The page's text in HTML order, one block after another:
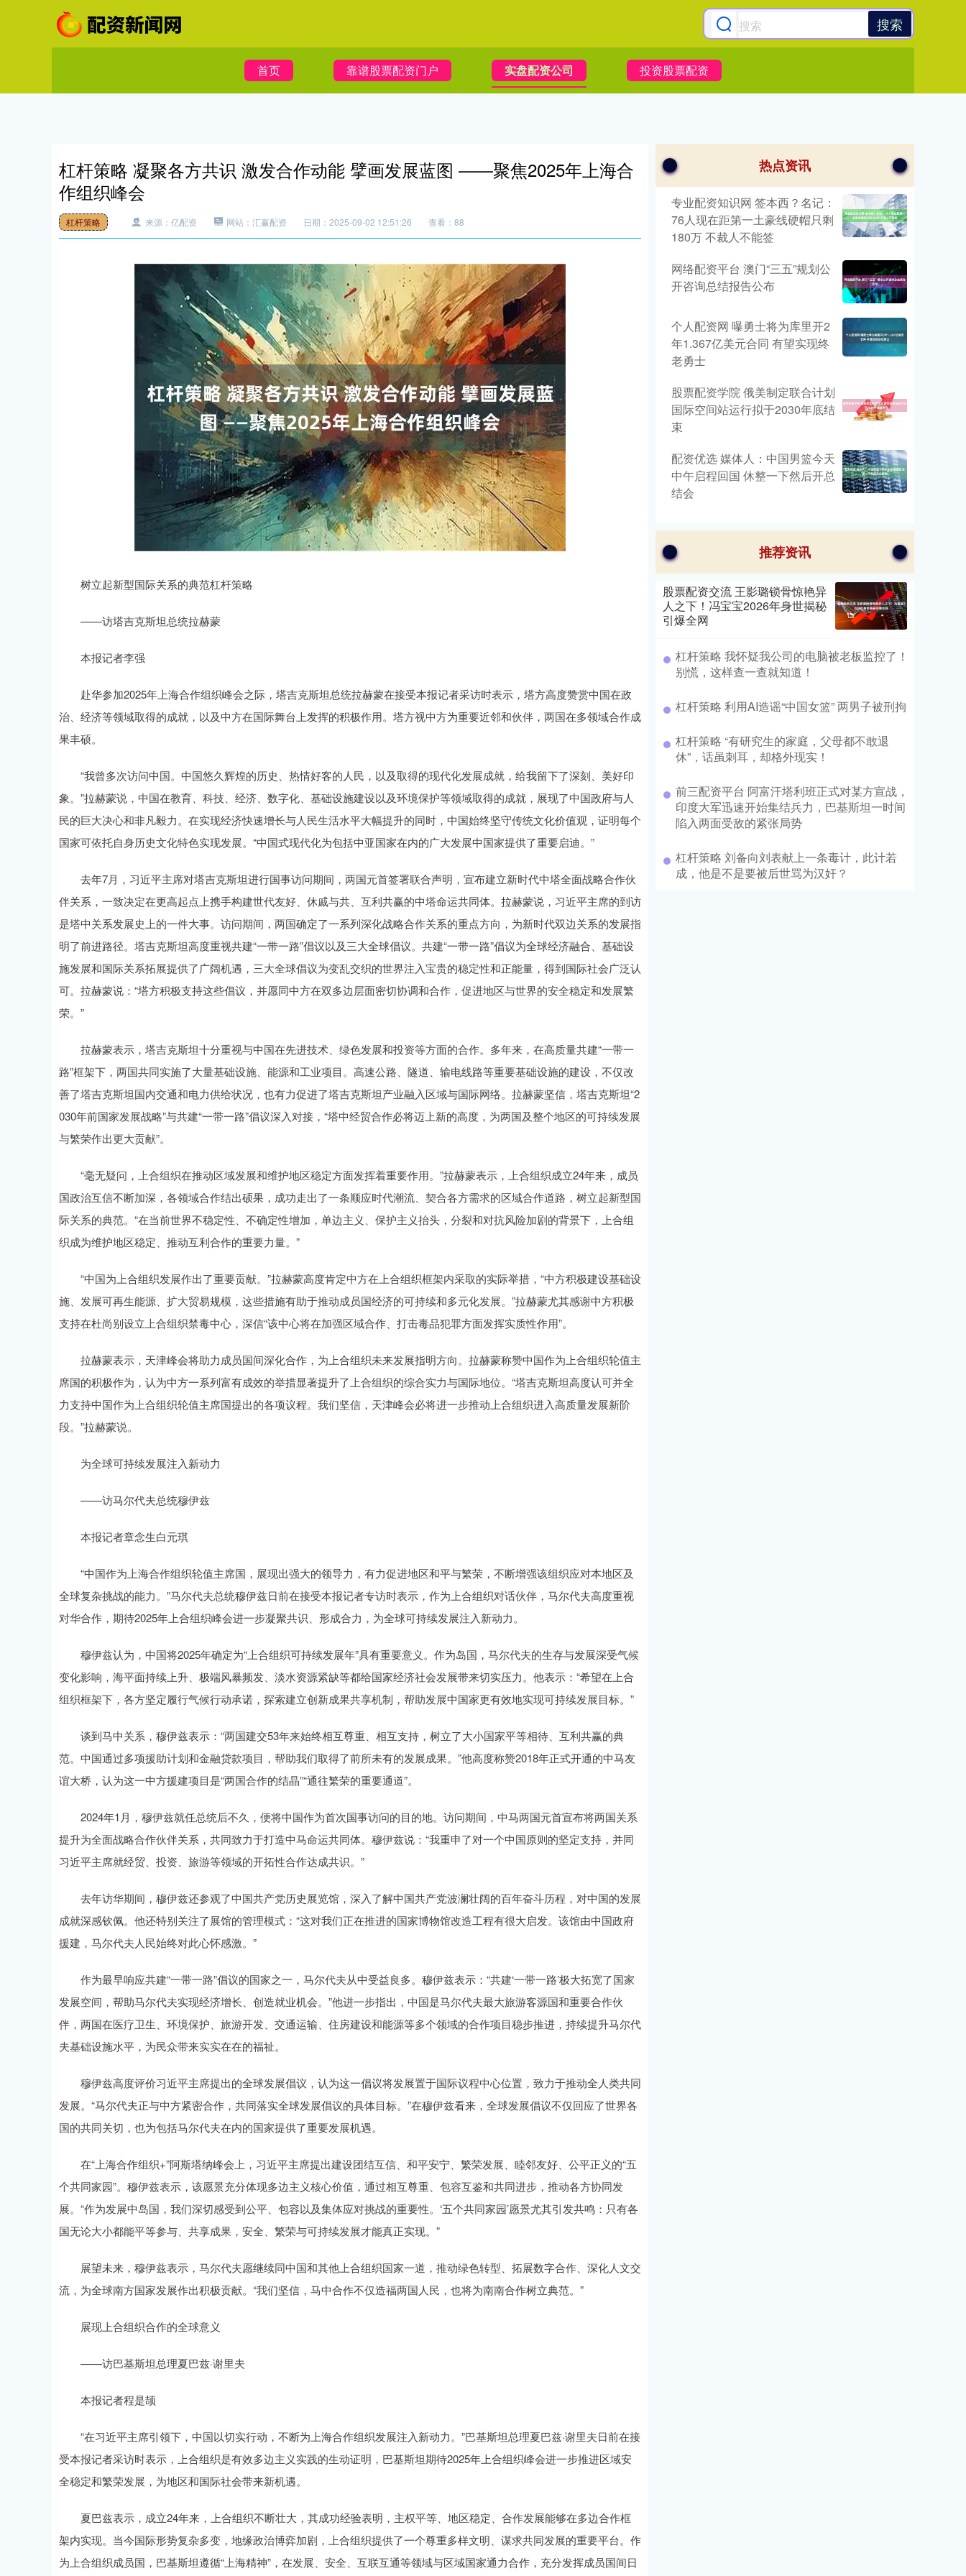
搜索
首页 靠谱股票配资门户 实盘配资公司 投资股票配资
杠杆策略 凝聚各方共识 激发合作动能 擘画发展蓝图 ——聚焦2025年上海合
作组织峰会
杠杆策略 来源：亿配资 网站：汇赢配资 日期：2025-09-02 12:51:26 查看：88
树立起新型国际关系的典范杠杆策略
——访塔吉克斯坦总统拉赫蒙
本报记者李强
赴华参加2025年上海合作组织峰会之际，塔吉克斯坦总统拉赫蒙在接受本报记者采访时表示，塔方高度赞赏中国在政
治、经济等领域取得的成就，以及中方在国际舞台上发挥的积极作用。塔方视中方为重要近邻和伙伴，两国在多领域合作成
果丰硕。
“我曾多次访问中国。中国悠久辉煌的历史、热情好客的人民，以及取得的现代化发展成就，给我留下了深刻、美好印
象。”拉赫蒙说，中国在教育、科技、经济、数字化、基础设施建设以及环境保护等领域取得的成就，展现了中国政府与人
民的巨大决心和非凡毅力。在实现经济快速增长与人民生活水平大幅提升的同时，中国始终坚守传统文化价值观，证明每个
国家可依托自身历史文化特色实现发展。“中国式现代化为包括中亚国家在内的广大发展中国家提供了重要启迪。”
去年7月，习近平主席对塔吉克斯坦进行国事访问期间，两国元首签署联合声明，宣布建立新时代中塔全面战略合作伙
伴关系，一致决定在更高起点上携手构建世代友好、休戚与共、互利共赢的中塔命运共同体。拉赫蒙说，习近平主席的到访
是塔中关系发展史上的一件大事。访问期间，两国确定了一系列深化战略合作关系的重点方向，为新时代双边关系的发展指
明了前进路径。塔吉克斯坦高度重视共建“一带一路”倡议以及三大全球倡议。共建“一带一路”倡议为全球经济融合、基础设
施发展和国际关系拓展提供了广阔机遇，三大全球倡议为变乱交织的世界注入宝贵的稳定性和正能量，得到国际社会广泛认
可。拉赫蒙说：“塔方积极支持这些倡议，并愿同中方在双多边层面密切协调和合作，促进地区与世界的安全稳定和发展繁
荣。”
拉赫蒙表示，塔吉克斯坦十分重视与中国在先进技术、绿色发展和投资等方面的合作。多年来，在高质量共建“一带一
路”框架下，两国共同实施了大量基础设施、能源和工业项目。高速公路、隧道、输电线路等重要基础设施的建设，不仅改
善了塔吉克斯坦国内交通和电力供给状况，也有力促进了塔吉克斯坦产业融入区域与国际网络。拉赫蒙坚信，塔吉克斯坦“2
030年前国家发展战略”与共建“一带一路”倡议深入对接，“塔中经贸合作必将迈上新的高度，为两国及整个地区的可持续发展
与繁荣作出更大贡献”。
“毫无疑问，上合组织在推动区域发展和维护地区稳定方面发挥着重要作用。”拉赫蒙表示，上合组织成立24年来，成员
国政治互信不断加深，各领域合作结出硕果，成功走出了一条顺应时代潮流、契合各方需求的区域合作道路，树立起新型国
际关系的典范。“在当前世界不稳定性、不确定性增加，单边主义、保护主义抬头，分裂和对抗风险加剧的背景下，上合组
织成为维护地区稳定、推动互利合作的重要力量。”
“中国为上合组织发展作出了重要贡献。”拉赫蒙高度肯定中方在上合组织框架内采取的实际举措，“中方积极建设基础设
施、发展可再生能源、扩大贸易规模，这些措施有助于推动成员国经济的可持续和多元化发展。”拉赫蒙尤其感谢中方积极
支持在杜尚别设立上合组织禁毒中心，深信“该中心将在加强区域合作、打击毒品犯罪方面发挥实质性作用”。
拉赫蒙表示，天津峰会将助力成员国间深化合作，为上合组织未来发展指明方向。拉赫蒙称赞中国作为上合组织轮值主
席国的积极作为，认为中方一系列富有成效的举措显著提升了上合组织的综合实力与国际地位。“塔吉克斯坦高度认可并全
力支持中国作为上合组织轮值主席国提出的各项议程。我们坚信，天津峰会必将进一步推动上合组织进入高质量发展新阶
段。”拉赫蒙说。
为全球可持续发展注入新动力
——访马尔代夫总统穆伊兹
本报记者章念生白元琪
“中国作为上海合作组织轮值主席国，展现出强大的领导力，有力促进地区和平与繁荣，不断增强该组织应对本地区及
全球复杂挑战的能力。”马尔代夫总统穆伊兹日前在接受本报记者专访时表示，作为上合组织对话伙伴，马尔代夫高度重视
对华合作，期待2025年上合组织峰会进一步凝聚共识、形成合力，为全球可持续发展注入新动力。
穆伊兹认为，中国将2025年确定为“上合组织可持续发展年”具有重要意义。作为岛国，马尔代夫的生存与发展深受气候
变化影响，海平面持续上升、极端风暴频发、淡水资源紧缺等都给国家经济社会发展带来切实压力。他表示：“希望在上合
组织框架下，各方坚定履行气候行动承诺，探索建立创新成果共享机制，帮助发展中国家更有效地实现可持续发展目标。”
谈到马中关系，穆伊兹表示：“两国建交53年来始终相互尊重、相互支持，树立了大小国家平等相待、互利共赢的典
范。中国通过多项援助计划和金融贷款项目，帮助我们取得了前所未有的发展成果。”他高度称赞2018年正式开通的中马友
谊大桥，认为这一中方援建项目是“两国合作的结晶”“通往繁荣的重要通道”。
2024年1月，穆伊兹就任总统后不久，便将中国作为首次国事访问的目的地。访问期间，中马两国元首宣布将两国关系
提升为全面战略合作伙伴关系，共同致力于打造中马命运共同体。穆伊兹说：“我重申了对一个中国原则的坚定支持，并同
习近平主席就经贸、投资、旅游等领域的开拓性合作达成共识。”
去年访华期间，穆伊兹还参观了中国共产党历史展览馆，深入了解中国共产党波澜壮阔的百年奋斗历程，对中国的发展
成就深感钦佩。他还特别关注了展馆的管理模式：“这对我们正在推进的国家博物馆改造工程有很大启发。该馆由中国政府
援建，马尔代夫人民始终对此心怀感激。”
作为最早响应共建“一带一路”倡议的国家之一，马尔代夫从中受益良多。穆伊兹表示：“共建‘一带一路’极大拓宽了国家
发展空间，帮助马尔代夫实现经济增长、创造就业机会。”他进一步指出，中国是马尔代夫最大旅游客源国和重要合作伙
伴，两国在医疗卫生、环境保护、旅游开发、交通运输、住房建设和能源等多个领域的合作项目稳步推进，持续提升马尔代
夫基础设施水平，为民众带来实实在在的福祉。
穆伊兹高度评价习近平主席提出的全球发展倡议，认为这一倡议将发展置于国际议程中心位置，致力于推动全人类共同
发展。“马尔代夫正与中方紧密合作，共同落实全球发展倡议的具体目标。”在穆伊兹看来，全球发展倡议不仅回应了世界各
国的共同关切，也为包括马尔代夫在内的国家提供了重要发展机遇。
在“上海合作组织+”阿斯塔纳峰会上，习近平主席提出建设团结互信、和平安宁、繁荣发展、睦邻友好、公平正义的“五
个共同家园”。穆伊兹表示，该愿景充分体现多边主义核心价值，通过相互尊重、包容互鉴和共同进步，推动各方协同发
展。“作为发展中岛国，我们深切感受到公平、包容以及集体应对挑战的重要性。‘五个共同家园’愿景尤其引发共鸣：只有各
国无论大小都能平等参与、共享成果，安全、繁荣与可持续发展才能真正实现。”
展望未来，穆伊兹表示，马尔代夫愿继续同中国和其他上合组织国家一道，推动绿色转型、拓展数字合作、深化人文交
流，为全球南方国家发展作出积极贡献。“我们坚信，马中合作不仅造福两国人民，也将为南南合作树立典范。”
展现上合组织合作的全球意义
——访巴基斯坦总理夏巴兹·谢里夫
本报记者程是颉
“在习近平主席引领下，中国以切实行动，不断为上海合作组织发展注入新动力。”巴基斯坦总理夏巴兹·谢里夫日前在接
受本报记者采访时表示，上合组织是有效多边主义实践的生动证明，巴基斯坦期待2025年上合组织峰会进一步推进区域安
全稳定和繁荣发展，为地区和国际社会带来新机遇。
夏巴兹表示，成立24年来，上合组织不断壮大，其成功经验表明，主权平等、地区稳定、合作发展能够在多边合作框
架内实现。当今国际形势复杂多变，地缘政治博弈加剧，上合组织提供了一个尊重多样文明、谋求共同发展的重要平台。作
为上合组织成员国，巴基斯坦遵循“上海精神”，在发展、安全、互联互通等领域与区域国家通力合作，充分发挥成员国间日
热点资讯
专业配资知识网 签本西？名记：
76人现在距第一土豪线硬帽只剩
180万 不裁人不能签
网络配资平台 澳门“三五”规划公
开咨询总结报告公布
个人配资网 曝勇士将为库里开2
年1.367亿美元合同 有望实现终
老勇士
股票配资学院 俄美制定联合计划
国际空间站运行拟于2030年底结
束
配资优选 媒体人：中国男篮今天
中午启程回国 休整一下然后开总
结会
推荐资讯
股票配资交流 王影璐锁骨惊艳异
人之下！冯宝宝2026年身世揭秘
引爆全网
杠杆策略 我怀疑我公司的电脑被老板监控了！
别慌，这样查一查就知道！
杠杆策略 利用AI造谣“中国女篮” 两男子被刑拘
杠杆策略 “有研究生的家庭，父母都不敢退
休”，话虽刺耳，却格外现实！
前三配资平台 阿富汗塔利班正式对某方宣战，
印度大军迅速开始集结兵力，巴基斯坦一时间
陷入两面受敌的紧张局势
杠杆策略 刘备向刘表献上一条毒计，此计若
成，他是不是要被后世骂为汉奸？